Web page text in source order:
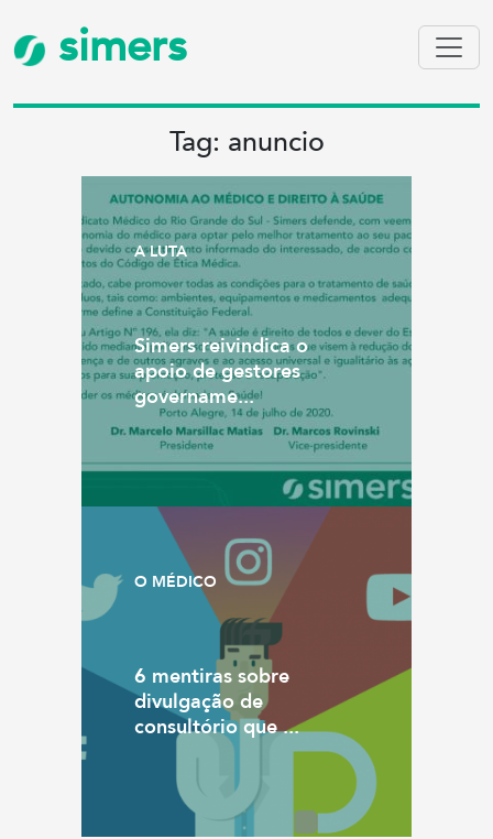
simers
Tag: anuncio
A LUTA
Simers reivindica o
apoio de gestores
govername...
O MÉDICO
6 mentiras sobre
divulgação de
consultório que ...